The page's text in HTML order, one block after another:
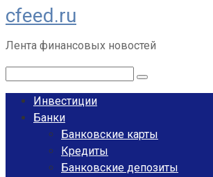
Перейти
к
контенту
cfeed.ru
Лента финансовых новостей
Инвестиции
Банки
Банковские карты
Кредиты
Банковские депозиты